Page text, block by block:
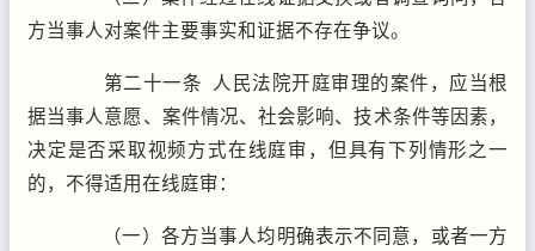
方当事人对案件主要事实和证据不存在争议。
第二十一条 人民法院开庭审理的案件，应当根
据当事人意愿、案件情况、社会影响、技术条件等因素，
决定是否采取视频方式在线庭审，但具有下列情形之一
的，不得适用在线庭审：
（一）各方当事人均明确表示不同意，或者一方